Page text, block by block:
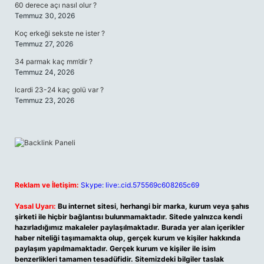
60 derece açı nasıl olur ?
Temmuz 30, 2026
Koç erkeği sekste ne ister ?
Temmuz 27, 2026
34 parmak kaç mm’dir ?
Temmuz 24, 2026
Icardi 23-24 kaç golü var ?
Temmuz 23, 2026
Reklam ve İletişim: Skype: live:.cid.575569c608265c69
Yasal Uyarı: Bu internet sitesi, herhangi bir marka, kurum veya şahıs
şirketi ile hiçbir bağlantısı bulunmamaktadır. Sitede yalnızca kendi
hazırladığımız makaleler paylaşılmaktadır. Burada yer alan içerikler
haber niteliği taşımamakta olup, gerçek kurum ve kişiler hakkında
paylaşım yapılmamaktadır. Gerçek kurum ve kişiler ile isim
benzerlikleri tamamen tesadüfidir. Sitemizdeki bilgiler taslak